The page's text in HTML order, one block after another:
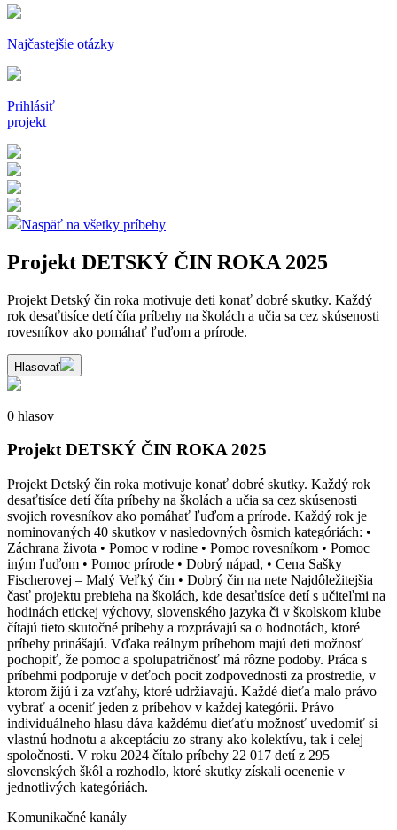
Najčastejšie otázky
Prihlásiť
projekt
Naspäť na všetky príbehy
Projekt DETSKÝ ČIN ROKA 2025
Projekt Detský čin roka motivuje deti konať dobré skutky. Každý
rok desaťtisíce detí číta príbehy na školách a učia sa cez skúsenosti
rovesníkov ako pomáhať ľuďom a prírode.
Hlasovať
0 hlasov
Projekt DETSKÝ ČIN ROKA 2025
Projekt Detský čin roka motivuje konať dobré skutky. Každý rok
desaťtisíce detí číta príbehy na školách a učia sa cez skúsenosti
svojich rovesníkov ako pomáhať ľuďom a prírode. Každý rok je
nominovaných 40 skutkov v nasledovných ôsmich kategóriách: •
Záchrana života • Pomoc v rodine • Pomoc rovesníkom • Pomoc
iným ľuďom • Pomoc prírode • Dobrý nápad, • Cena Sašky
Fischerovej – Malý Veľký čin • Dobrý čin na nete Najdôležitejšia
časť projektu prebieha na školách, kde desaťtisíce detí s učiteľmi na
hodinách etickej výchovy, slovenského jazyka či v školskom klube
čítajú tieto skutočné príbehy a rozprávajú sa o hodnotách, ktoré
príbehy prinášajú. Vďaka reálnym príbehom majú deti možnosť
pochopiť, že pomoc a spolupatričnosť má rôzne podoby. Práca s
príbehmi podporuje v deťoch pocit zodpovednosti za prostredie, v
ktorom žijú i za vzťahy, ktoré udržiavajú. Každé dieťa malo právo
vybrať a oceniť jeden z príbehov v každej kategórii. Právo
individuálneho hlasu dáva každému dieťaťu možnosť uvedomiť si
vlastnú hodnotu a akceptáciu zo strany ako kolektívu, tak i celej
spoločnosti. V roku 2024 čítalo príbehy 22 017 detí z 295
slovenských škôl a rozhodlo, ktoré skutky získali ocenenie v
jednotlivých kategóriách.
Komunikačné kanály